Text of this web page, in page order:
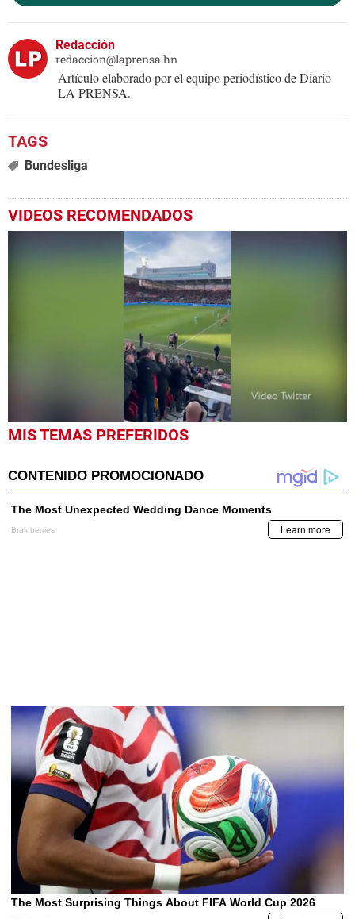
Redacción
redaccion@laprensa.hn
Artículo elaborado por el equipo periodístico de Diario
LA PRENSA.
Bundesliga
VIDEOS RECOMENDADOS
0
seconds
seconds
MIS TEMAS PREFERIDOS